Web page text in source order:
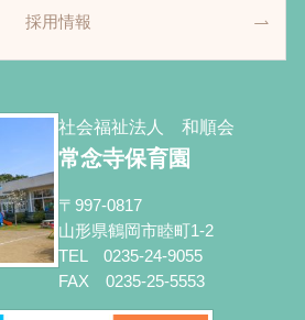
採用情報
社会福祉法人 和順会
常念寺保育園
〒997-0817
山形県鶴岡市睦町1-2
TEL 0235-24-9055
FAX 0235-25-5553